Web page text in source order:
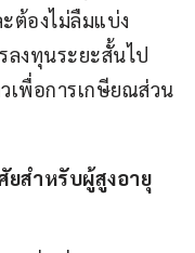
ต้องไม่ลืมแบ่ง
งทุนระยะสั้นไป
เพื่อการเกษียณส่วน
ยสำหรับผู้สูงอายุ